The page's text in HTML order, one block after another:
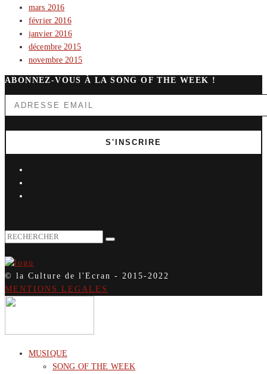
mars 2016
février 2016
janvier 2016
décembre 2015
novembre 2015
ABONNEZ-VOUS À LA SONG OF THE WEEK !
© la Culture de l'Ecran - 2015-2022
MENTIONS LEGALES
MUSIQUE
SONG OF THE WEEK